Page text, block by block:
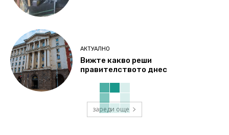
АКТУАЛНО
Вижте какво реши
правителството днес
зареди още